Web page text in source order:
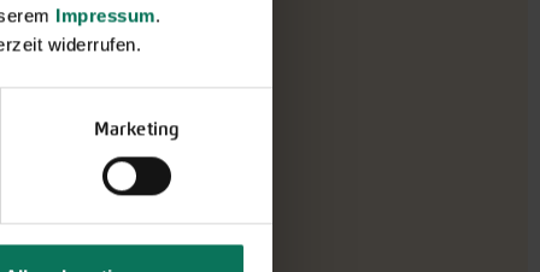
Impressum.
widerrufen.
Marketing